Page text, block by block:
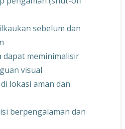
sebelum dan
dapat meminimalisir
visual
lokasi aman dan
berpengalaman dan